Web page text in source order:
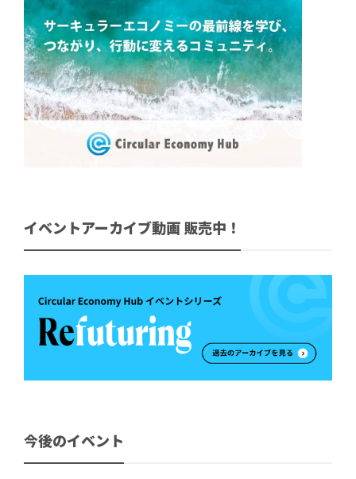
イベントアーカイブ動画 販売中！
今後のイベント